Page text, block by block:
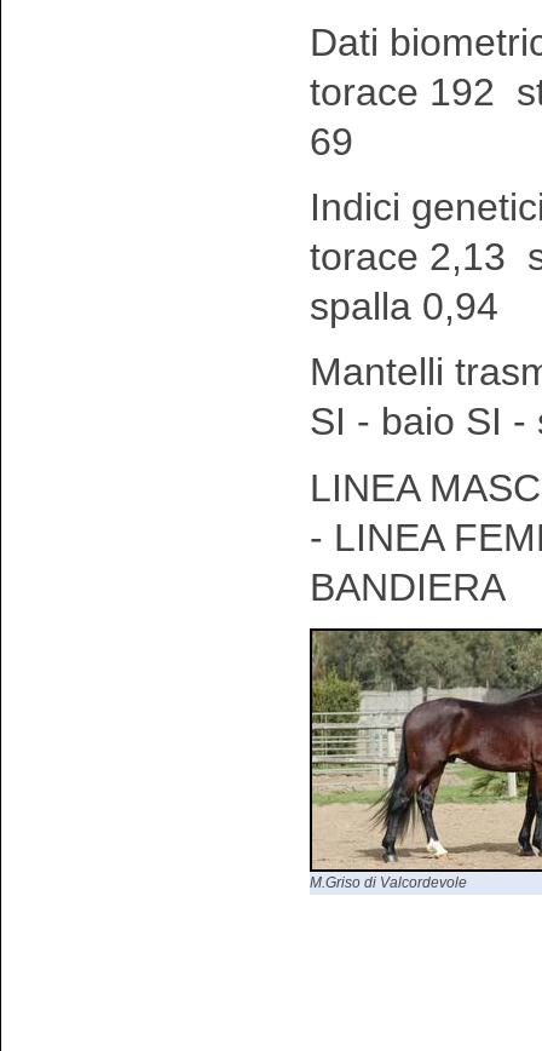
Dati
torace 192
69
Indici
torace 2,13
spalla 0,94
Mantelli
SI - baio SI -
LINEA
- LINEA
BANDIERA
M.Griso di Valcordevole